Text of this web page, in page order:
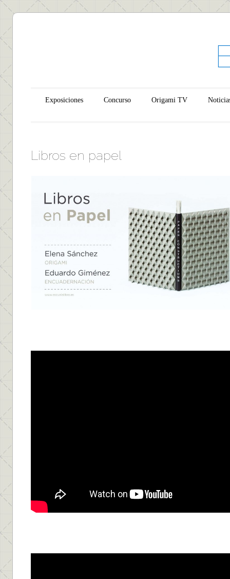
Main menu
Skip to content
Exposiciones Concurso Origami TV
Libros en papel